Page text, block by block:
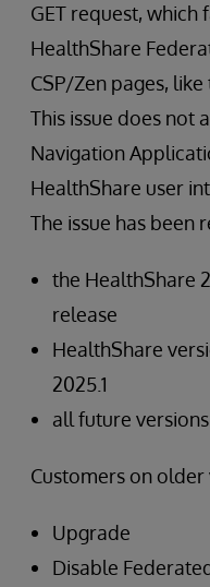
GET request, which
HealthShare
CSP/Zen pages,
This issue does not
Navigation
HealthShare user
The issue has been
the HealthShare
release
HealthShare
2025.1
all future
Customers on
Upgrade
Disable